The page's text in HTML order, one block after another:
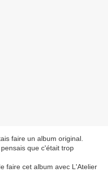
faire un album original.
que c'était trop
faire cet album avec L'Atelier